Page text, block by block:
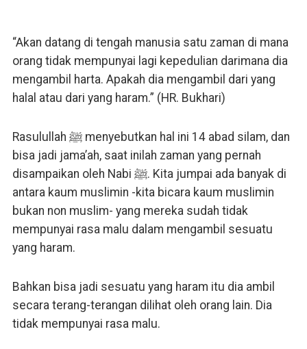
“Akan datang di tengah manusia satu zaman di mana
orang tidak mempunyai lagi kepedulian darimana dia
mengambil harta. Apakah dia mengambil dari yang
halal atau dari yang haram.” (HR. Bukhari)
Rasulullah ﷺ menyebutkan hal ini 14 abad silam, dan
bisa jadi jama’ah, saat inilah zaman yang pernah
disampaikan oleh Nabi ﷺ. Kita jumpai ada banyak di
antara kaum muslimin -kita bicara kaum muslimin
bukan non muslim- yang mereka sudah tidak
mempunyai rasa malu dalam mengambil sesuatu
yang haram.
Bahkan bisa jadi sesuatu yang haram itu dia ambil
secara terang-terangan dilihat oleh orang lain. Dia
tidak mempunyai rasa malu.